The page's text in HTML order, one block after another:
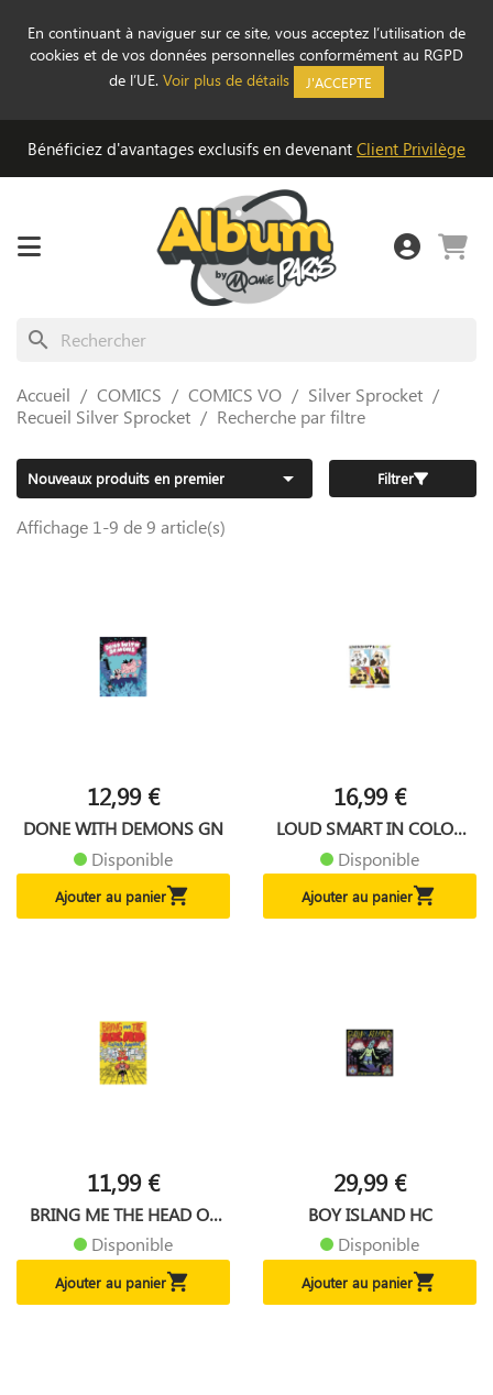
En continuant à naviguer sur ce site, vous acceptez l’utilisation de
cookies et de vos données personnelles conformément au RGPD
de l’UE. Voir plus de détails J'ACCEPTE
Bénéficiez d'avantages exclusifs en devenant Client Privilège
search
Accueil COMICS COMICS VO
Silver Sprocket
Recueil Silver Sprocket
Recherche par filtre
Nouveaux produits en premier  Filtrer
Affichage 1-9 de 9 article(s)
12,99 €
DONE WITH DEMONS GN
Disponible
Ajouter au panier
16,99 €
LOUD SMART IN COLOR
Disponible
Ajouter au panier
11,99 €
BRING ME THE HEAD OF
SUSAN...
Disponible
Ajouter au panier
29,99 €
BOY ISLAND HC
Disponible
Ajouter au panier